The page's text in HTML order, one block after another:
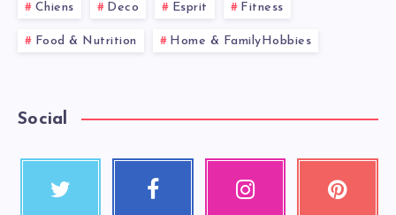
Chiens Deco Esprit Fitness
Food & Nutrition Home & FamilyHobbies
Social